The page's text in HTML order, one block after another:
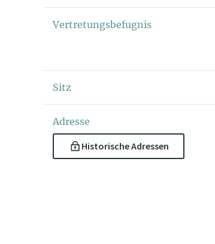
Vertretungsbefugnis
Sitz
Adresse
Historische Adressen